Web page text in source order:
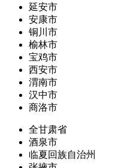
延安市
安康市
铜川市
榆林市
宝鸡市
西安市
渭南市
汉中市
商洛市
全甘肃省
酒泉市
临夏回族自治州